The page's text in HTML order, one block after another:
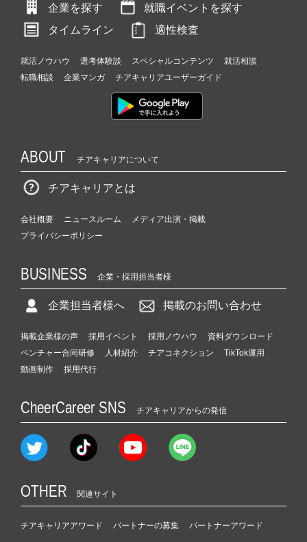
企業を探す
就職イベントを探す
タイムライン
適性検査
就活ノウハウ 選考体験談 スペシャルコンテンツ
就活相談
転職相談
企業マンガ チアキャリアユーザーガイド
ABOUT チアキャリアについて
チアキャリアとは
会社概要 ニュースルーム
メディア出演・掲載
プライバシーポリシー
BUSINESS 企業・採用担当者様
企業担当者様へ 掲載のお問い合わせ
掲載企業様の声 採用イベント 採用ノウハウ
資料ダウンロード
ベンチャー合同研修
人材紹介 チアコネクション
TikTok運用
動画制作
採用代行
CheerCareer SNS チアキャリアからの発信
OTHER 関連サイト
チアキャリアアワード パートナーの募集 パートナーアワード